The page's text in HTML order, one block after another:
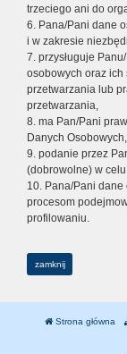
trzeciego ani do
6. Pana/Pani dane
i w zakresie
7. przysługuje
osobowych oraz
przetwarzania lub
przetwarzania,
8. ma Pan/Pani
Danych Osobowych,
9. podanie przez
(dobrowolne) w
10. Pana/Pani
procesom
profilowaniu.
zamknij
Strona główna